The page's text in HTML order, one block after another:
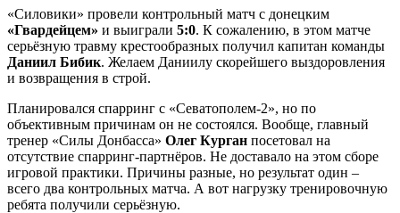
«Силовики» провели контрольный матч с донецким
«Гвардейцем» и выиграли 5:0. К сожалению, в этом матче
серьёзную травму крестообразных получил капитан команды
Даниил Бибик. Желаем Даниилу скорейшего выздоровления
и возвращения в строй.
Планировался спарринг с «Севатополем-2», но по
объективным причинам он не состоялся. Вообще, главный
тренер «Силы Донбасса» Олег Курган посетовал на
отсутствие спарринг-партнёров. Не доставало на этом сборе
игровой практики. Причины разные, но результат один –
всего два контрольных матча. А вот нагрузку тренировочную
ребята получили серьёзную.